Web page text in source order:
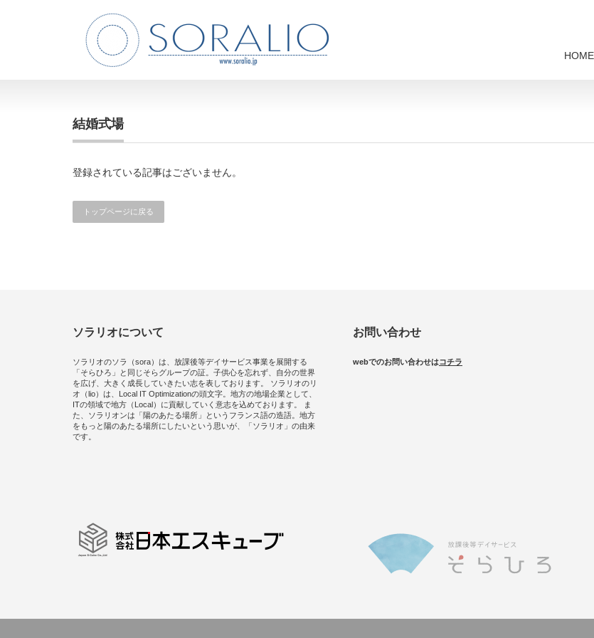
HOME
結婚式場
登録されている記事はございません。
トップページに戻る
ソラリオについて
ソラリオのソラ（sora）は、放課後等デイサービス事業を展開する
「そらひろ」と同じそらグループの証。子供心を忘れず、自分の世界
を広げ、大きく成長していきたい志を表しております。 ソラリオのリ
オ（lio）は、Local IT Optimizationの頭文字。地方の地場企業として、
ITの領域で地方（Local）に貢献していく意志を込めております。 ま
た、ソラリオンは「陽のあたる場所」というフランス語の造語。地方
をもっと陽のあたる場所にしたいという思いが、「ソラリオ」の由来
です。
お問い合わせ
webでのお問い合わせはコチラ